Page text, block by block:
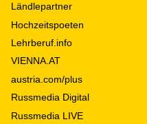
Ländlepartner
Hochzeitspoeten
Lehrberuf.info
VIENNA.AT
austria.com/plus
Russmedia Digital
Russmedia LIVE